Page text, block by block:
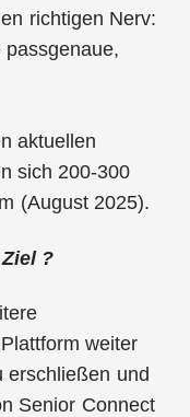
richtigen Nerv:
aktuellen
sich 200-300
(August 2025).
?
weiter
erschließen und
Senior Connect